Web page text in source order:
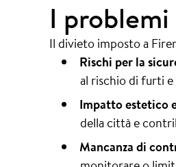
I
Il divieto imposto a
Rischi per la
al rischio di furti e
Impatto estetico
della città e
Mancanza di